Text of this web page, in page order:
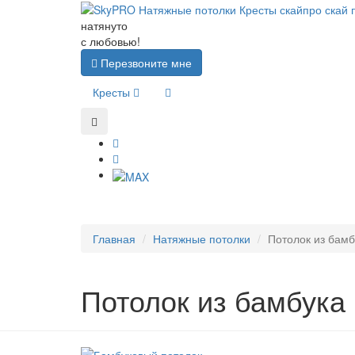
натянуто
с любовью!
Перезвоните мне
Кресты
Главная Натяжные потолки Потолок из
Потолок из бамбука